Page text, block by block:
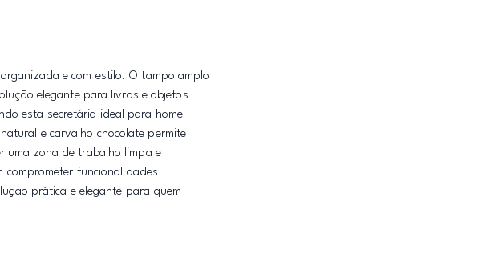
e com estilo. O tampo amplo
elegante para livros e objetos
esta secretária ideal para home
e carvalho chocolate permite
uma zona de trabalho limpa e
comprometer funcionalidades
prática e elegante para quem